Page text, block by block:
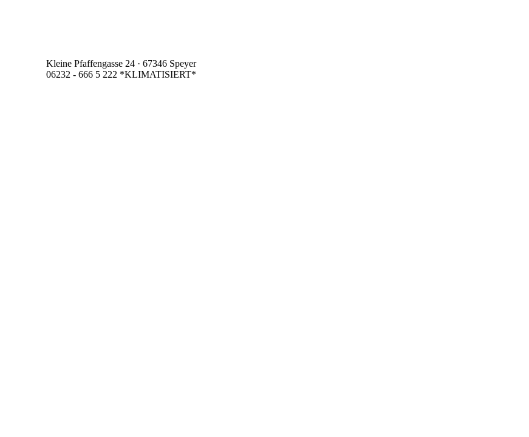
Kleine Pfaffengasse 24 · 67346 Speyer
06232 - 666 5 222 *KLIMATISIERT*